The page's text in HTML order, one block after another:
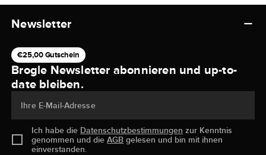
Newsletter
€25,00 Gutschein
Brogle Newsletter abonnieren und up-to-
date bleiben.
Ihre E-Mail-Adresse
Ich habe die Datenschutzbestimmungen zur Kenntnis
genommen und dieAGB gelesen und bin mit ihnen
einverstanden.